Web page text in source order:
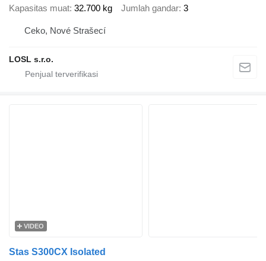
Kapasitas muat 32.700 kg Jumlah gandar 3
Ceko, Nové Strašecí
LOSL s.r.o.
VIDEO
Stas S300CX Isolated